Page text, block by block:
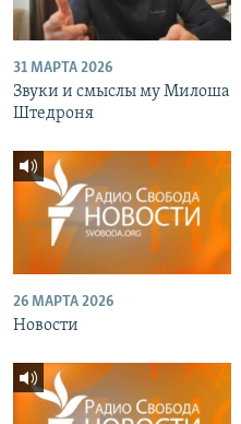
31 МАРТА 2026
Звуки и смыслы му Милоша
Штедроня
26 МАРТА 2026
Новости